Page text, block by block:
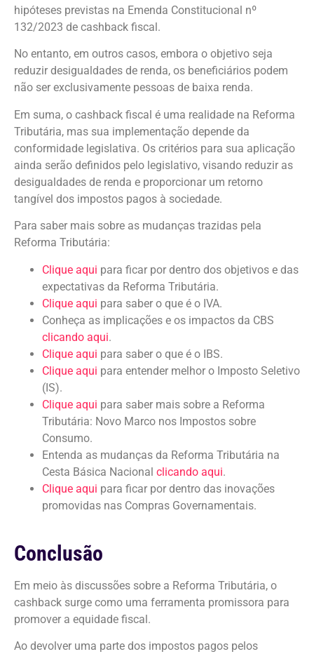
hipóteses previstas na Emenda Constitucional nº
132/2023 de cashback fiscal.
No entanto, em outros casos, embora o objetivo seja
reduzir desigualdades de renda, os beneficiários podem
não ser exclusivamente pessoas de baixa renda.
Em suma, o cashback fiscal é uma realidade na Reforma
Tributária, mas sua implementação depende da
conformidade legislativa. Os critérios para sua aplicação
ainda serão definidos pelo legislativo, visando reduzir as
desigualdades de renda e proporcionar um retorno
tangível dos impostos pagos à sociedade.
Para saber mais sobre as mudanças trazidas pela
Reforma Tributária:
Clique aqui para ficar por dentro dos objetivos e das
expectativas da Reforma Tributária.
Clique aqui para saber o que é o IVA.
Conheça as implicações e os impactos da CBS
clicando aqui.
Clique aqui para saber o que é o IBS.
Clique aqui para entender melhor o Imposto Seletivo
(IS).
Clique aqui para saber mais sobre a Reforma
Tributária: Novo Marco nos Impostos sobre
Consumo.
Entenda as mudanças da Reforma Tributária na
Cesta Básica Nacional clicando aqui.
Clique aqui para ficar por dentro das inovações
promovidas nas Compras Governamentais.
Conclusão
Em meio às discussões sobre a Reforma Tributária, o
cashback surge como uma ferramenta promissora para
promover a equidade fiscal.
Ao devolver uma parte dos impostos pagos pelos